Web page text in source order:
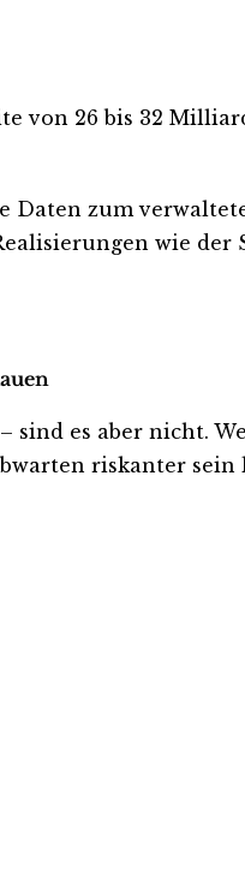
von 26 bis 32
zum
wie
es aber nicht.
riskanter sein